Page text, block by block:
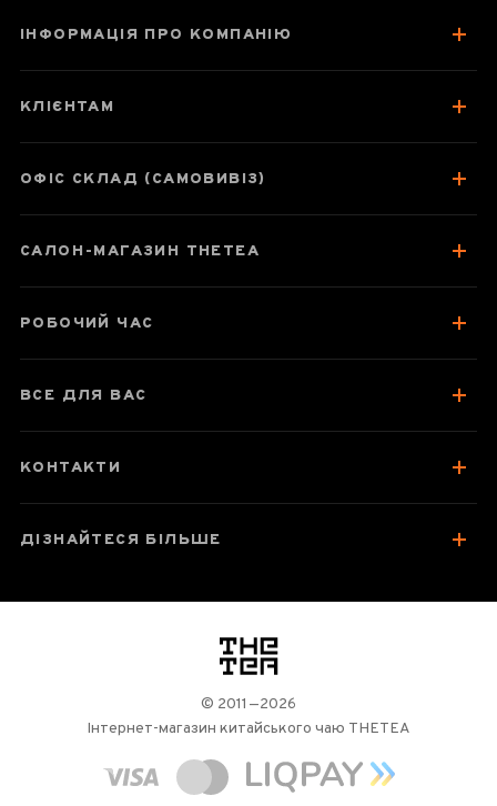
ІНФОРМАЦІЯ ПРО КОМПАНІЮ
КЛІЄНТАМ
ОФІС СКЛАД (САМОВИВІЗ)
САЛОН-МАГАЗИН THETEA
РОБОЧИЙ ЧАС
ВСЕ ДЛЯ ВАС
КОНТАКТИ
ДІЗНАЙТЕСЯ БІЛЬШЕ
логотип
© 2011—2026
Інтернет-магазин китайського чаю THETEA